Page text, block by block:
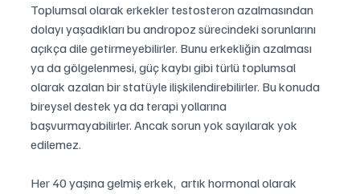
Toplumsal olarak erkekler testosteron azalmasından
dolayı yaşadıkları bu andropoz sürecindeki sorunlarını
açıkça dile getirmeyebilirler. Bunu erkekliğin azalması
ya da gölgelenmesi, güç kaybı gibi türlü toplumsal
olarak azalan bir statüyle ilişkilendirebilirler. Bu konuda
bireysel destek ya da terapi yollarına
başvurmayabilirler. Ancak sorun yok sayılarak yok
edilemez.
Her 40 yaşına gelmiş erkek,  artık hormonal olarak